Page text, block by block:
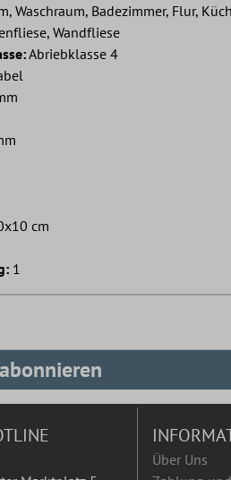
Waschraum, Badezimmer, Flur,
Wandfliese
Abriebklasse 4
cm
1
Über Uns